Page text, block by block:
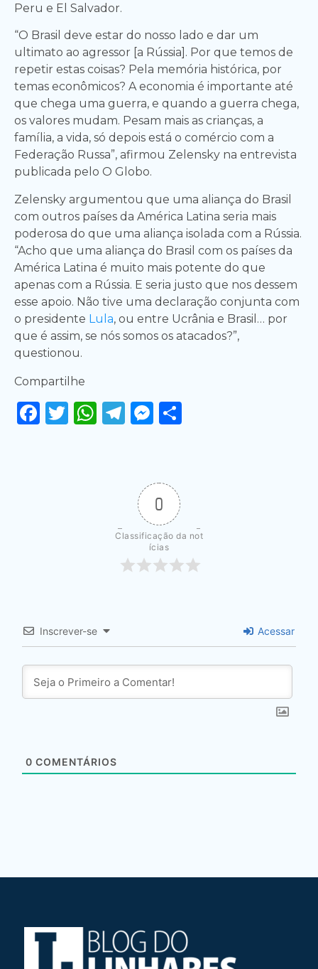
Peru e El Salvador.
“O Brasil deve estar do nosso lado e dar um
ultimato ao agressor [a Rússia]. Por que temos de
repetir estas coisas? Pela memória histórica, por
temas econômicos? A economia é importante até
que chega uma guerra, e quando a guerra chega,
os valores mudam. Pesam mais as crianças, a
família, a vida, só depois está o comércio com a
Federação Russa”, afirmou Zelensky na entrevista
publicada pelo O Globo.
Zelensky argumentou que uma aliança do Brasil
com outros países da América Latina seria mais
poderosa do que uma aliança isolada com a Rússia.
“Acho que uma aliança do Brasil com os países da
América Latina é muito mais potente do que
apenas com a Rússia. E seria justo que nos dessem
esse apoio. Não tive uma declaração conjunta com
o presidente Lula, ou entre Ucrânia e Brasil… por
que é assim, se nós somos os atacados?”,
questionou.
Compartilhe
Facebook
Twitter
WhatsApp
Telegram
Messenger
0
Classificação da not
ícias
Inscrever-se Acessar
0 COMENTÁRIOS